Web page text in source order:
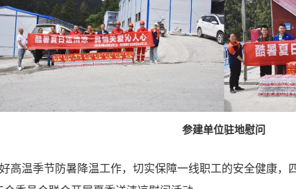
参建单位驻地慰问
高温季节防暑降温工作，切实保障一线职工的安全健康，